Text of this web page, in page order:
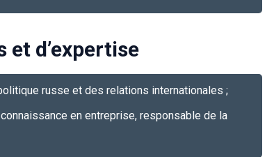
d’expertise
russe et des relations internationales ;
en entreprise, responsable de la